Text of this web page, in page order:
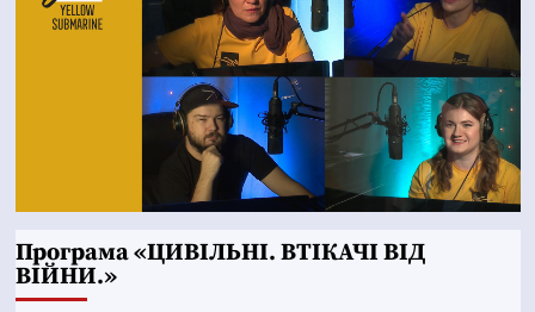
Програма «ЦИВІЛЬНІ. ВТІКАЧІ ВІД
ВІЙНИ.»